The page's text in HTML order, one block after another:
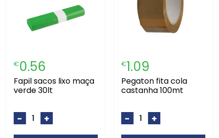
€0.56
fapil sacos lixo maça
verde 30lt
- +
€1.09
pegaton fita cola
castanha 100mt
- +